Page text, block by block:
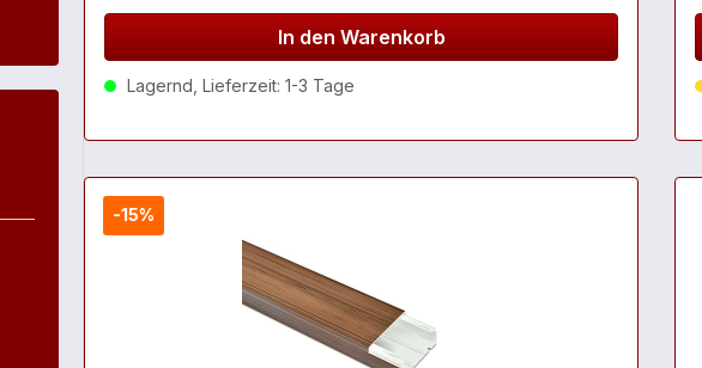
In den Warenkorb
Lagernd, Lieferzeit: 1-3 Tage
-15%